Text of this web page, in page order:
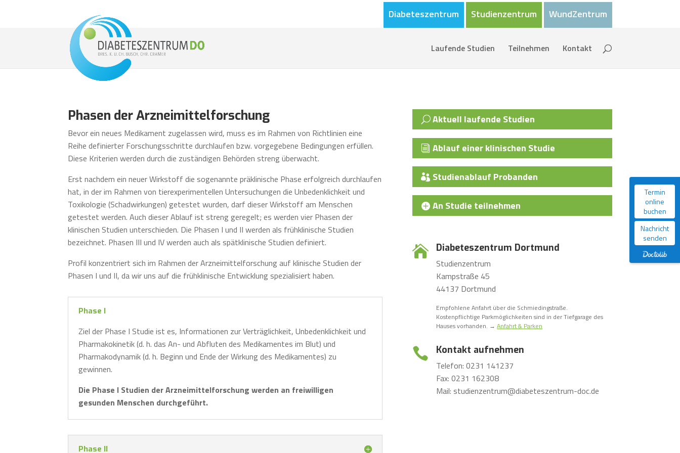
Termin
online
buchen
Nachricht
senden
Diabeteszentrum Studienzentrum WundZentrum
Laufende Studien Teilnehmen Kontakt
Phasen der Arzneimittelforschung
Bevor ein neues Medikament zugelassen wird, muss es im Rahmen von Richtlinien eine
Reihe definierter Forschungsschritte durchlaufen bzw. vorgegebene Bedingungen erfüllen.
Diese Kriterien werden durch die zuständigen Behörden streng überwacht.
Erst nachdem ein neuer Wirkstoff die sogenannte präklinische Phase erfolgreich durchlaufen
hat, in der im Rahmen von tierexperimentellen Untersuchungen die Unbedenklichkeit und
Toxikologie (Schadwirkungen) getestet wurden, darf dieser Wirkstoff am Menschen
getestet werden. Auch dieser Ablauf ist streng geregelt; es werden vier Phasen der
klinischen Studien unterschieden. Die Phasen I und II werden als frühklinische Studien
bezeichnet. Phasen III und IV werden auch als spätklinische Studien definiert.
Profil konzentriert sich im Rahmen der Arzneimittelforschung auf klinische Studien der
Phasen I und II, da wir uns auf die frühklinische Entwicklung spezialisiert haben.
Phase I
Ziel der Phase I Studie ist es, Informationen zur Verträglichkeit, Unbedenklichkeit und
Pharmakokinetik (d. h. das An- und Abfluten des Medikamentes im Blut) und
Pharmakodynamik (d. h. Beginn und Ende der Wirkung des Medikamentes) zu
gewinnen.
Die Phase I Studien der Arzneimittelforschung werden an freiwilligen
gesunden Menschen durchgeführt.
Phase II
Aktuell laufende Studien
Ablauf einer klinischen Studie
Studienablauf Probanden
An Studie teilnehmen

Diabeteszentrum Dortmund
Studienzentrum
Kampstraße 45
44137 Dortmund
Empfohlene Anfahrt über die Schmiedingstraße.
Kostenpflichtige Parkmöglichkeiten sind in der Tiefgarage des
Hauses vorhanden. →Anfahrt & Parken

Kontakt aufnehmen
Telefon: 0231 141237
Fax: 0231 162308
Mail: studienzentrum@diabeteszentrum-doc.de